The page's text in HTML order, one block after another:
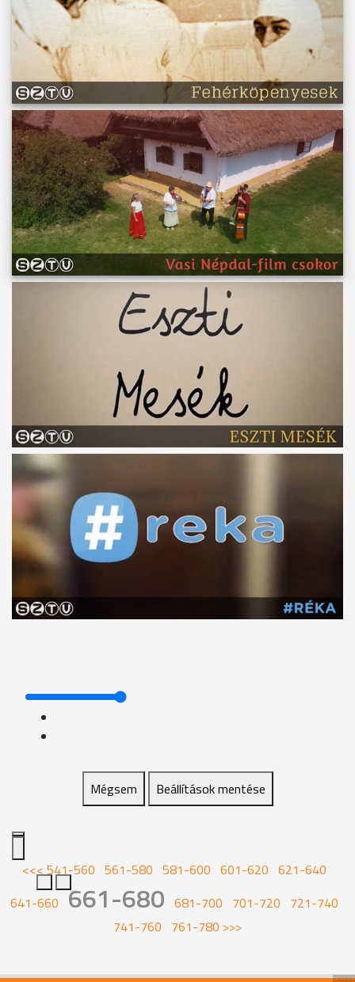
Műsoraink
Mégsem Beállítások mentése
<<<541-560 561-580 581-600 601-620 621-640
641-660 661-680 681-700 701-720 721-740
741-760 761-780 >>>